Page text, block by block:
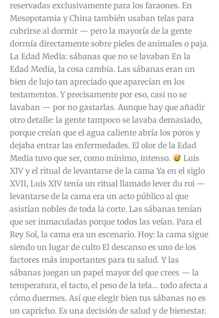
reservadas exclusivamente para los faraones. En
Mesopotamia y China también usaban telas para
cubrirse al dormir — pero la mayoría de la gente
dormía directamente sobre pieles de animales o paja.
La Edad Media: sábanas que no se lavaban En la
Edad Media, la cosa cambia. Las sábanas eran un
bien de lujo tan apreciado que aparecían en los
testamentos. Y precisamente por eso, casi no se
lavaban — por no gastarlas. Aunque hay que añadir
otro detalle: la gente tampoco se lavaba demasiado,
porque creían que el agua caliente abría los poros y
dejaba entrar las enfermedades. El olor de la Edad
Media tuvo que ser, como mínimo, intenso.
Luis
XIV y el ritual de levantarse de la cama Ya en el siglo
XVII, Luis XIV tenía un ritual llamado lever du roi —
levantarse de la cama era un acto público al que
asistían nobles de toda la corte. Las sábanas tenían
que ser inmaculadas porque todos las veían. Para el
Rey Sol, la cama era un escenario. Hoy: la cama sigue
siendo un lugar de culto El descanso es uno de los
factores más importantes para tu salud. Y las
sábanas juegan un papel mayor del que crees — la
temperatura, el tacto, el peso de la tela… todo afecta a
cómo duermes. Así que elegir bien tus sábanas no es
un capricho. Es una decisión de salud y de bienestar.